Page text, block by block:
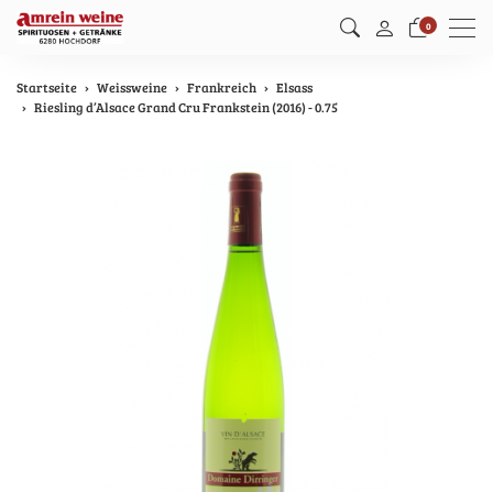
0 Menu
Startseite Weissweine Frankreich
Elsass
Riesling d’Alsace Grand Cru Frankstein (2016) - 0.75